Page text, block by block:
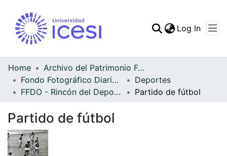
Statistics
Log In
Home
Archivo del Patrimonio Fotográfico y Fílmico del Valle del Cauca
Fondo Fotográfico Diario Occidente
Deportes
FFDO - Rincón del Deportivo Cali - Patrimonial
Partido de fútbol
Partido de fútbol